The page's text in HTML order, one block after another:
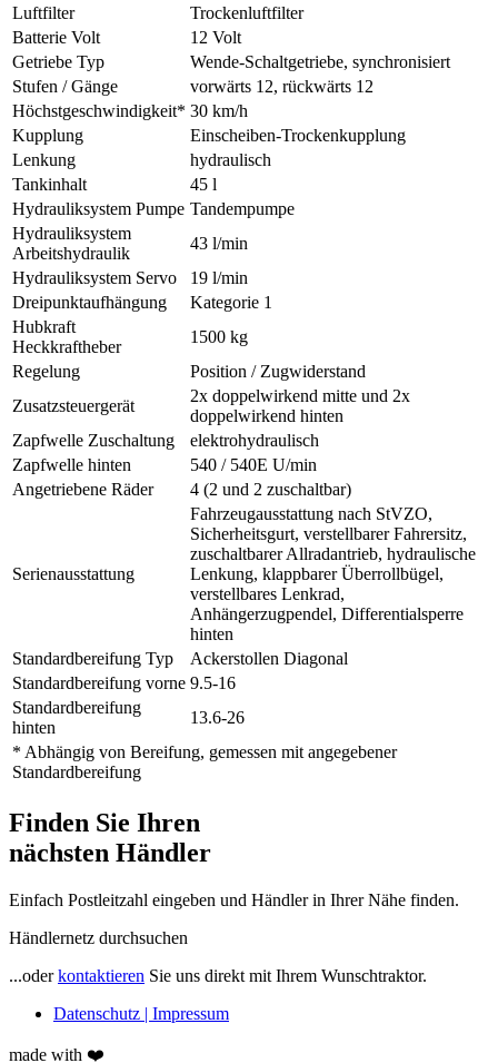
Luftfilter
Trockenluftfilter
Batterie Volt
12 Volt
Getriebe Typ
Wende-Schaltgetriebe, synchronisiert
Stufen / Gänge
vorwärts 12, rückwärts 12
Höchstgeschwindigkeit* 30 km/h
Kupplung
Einscheiben-Trockenkupplung
Lenkung
hydraulisch
Tankinhalt
45 l
Hydrauliksystem Pumpe Tandempumpe
Hydrauliksystem
Arbeitshydraulik
43 l/min
Hydrauliksystem Servo
19 l/min
Dreipunktaufhängung
Kategorie 1
Hubkraft
Heckkraftheber
1500 kg
Regelung
Position / Zugwiderstand
Zusatzsteuergerät
2x doppelwirkend mitte und 2x
doppelwirkend hinten
Zapfwelle Zuschaltung
elektrohydraulisch
Zapfwelle hinten
540 / 540E U/min
Angetriebene Räder
4 (2 und 2 zuschaltbar)
Serienausstattung
Fahrzeugausstattung nach StVZO,
Sicherheitsgurt, verstellbarer Fahrersitz,
zuschaltbarer Allradantrieb, hydraulische
Lenkung, klappbarer Überrollbügel,
verstellbares Lenkrad,
Anhängerzugpendel, Differentialsperre
hinten
Standardbereifung Typ
Ackerstollen Diagonal
Standardbereifung vorne 9.5-16
Standardbereifung
hinten
13.6-26
* Abhängig von Bereifung, gemessen mit angegebener
Standardbereifung
Finden Sie Ihren
nächsten Händler
Einfach Postleitzahl eingeben und Händler in Ihrer Nähe finden.
Händlernetz durchsuchen
...oder kontaktieren Sie uns direkt mit Ihrem Wunschtraktor.
Datenschutz | Impressum
made with ❤️